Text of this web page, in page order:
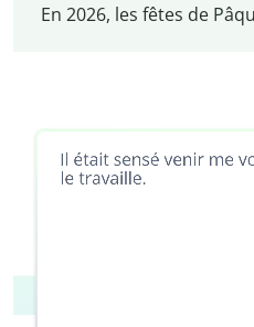
En 2026, les fêtes de